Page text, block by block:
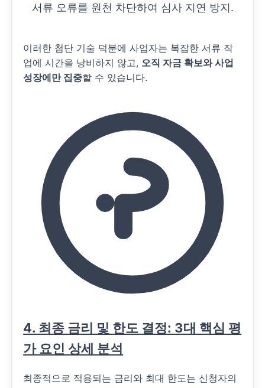
서류 오류를 원천 차단하여 심사 지연 방지.
이러한 첨단 기술 덕분에 사업자는 복잡한 서류 작
업에 시간을 낭비하지 않고, 오직 자금 확보와 사업
성장에만 집중할 수 있습니다.
4. 최종 금리 및 한도 결정: 3대 핵심 평
가 요인 상세 분석
최종적으로 적용되는 금리와 최대 한도는 신청자의